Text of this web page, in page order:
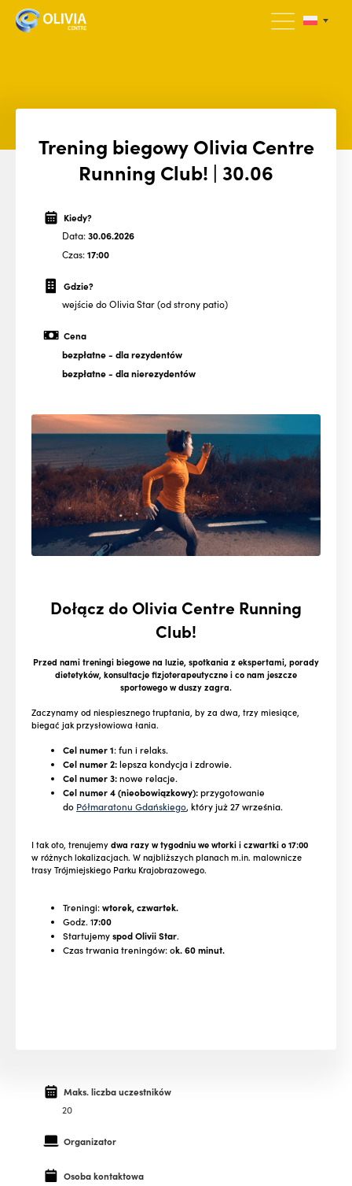
Trening biegowy Olivia Centre
Running Club! | 30.06
Kiedy?
Data:30.06.2026
Czas:17:00
Gdzie?
wejście do Olivia Star (od strony patio)
Cena
bezpłatne- dla rezydentów
bezpłatne- dla nierezydentów
Dołącz do Olivia Centre Running
Club!
Przed nami treningi biegowe na luzie, spotkania z ekspertami, porady
dietetyków, konsultacje fizjoterapeutyczne i co nam jeszcze
sportowego w duszy zagra.
Zaczynamy od niespiesznego truptania, by za dwa, trzy miesiące,
biegać jak przysłowiowa łania.
Cel numer 1: fun i relaks.
Cel numer 2:lepsza kondycja i zdrowie.
Cel numer 3:nowe relacje.
Cel numer 4 (nieobowiązkowy):przygotowanie
do Półmaratonu Gdańskiego, który już 27 września.
I tak oto, trenujemydwa razy w tygodniu we wtorki i czwartki o 17:00
w różnych lokalizacjach. W najbliższych planach m.in. malownicze
trasy Trójmiejskiego Parku Krajobrazowego.
Treningi:wtorek, czwartek.
Godz. 17:00
Startujemyspod Olivii Star.
Czas trwania treningów: ok. 60 minut.
Maks. liczba uczestników
20
Organizator
Osoba kontaktowa